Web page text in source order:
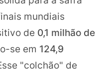
mundiais
de 0,1 milhão de
se em 124,9
"colchão" de